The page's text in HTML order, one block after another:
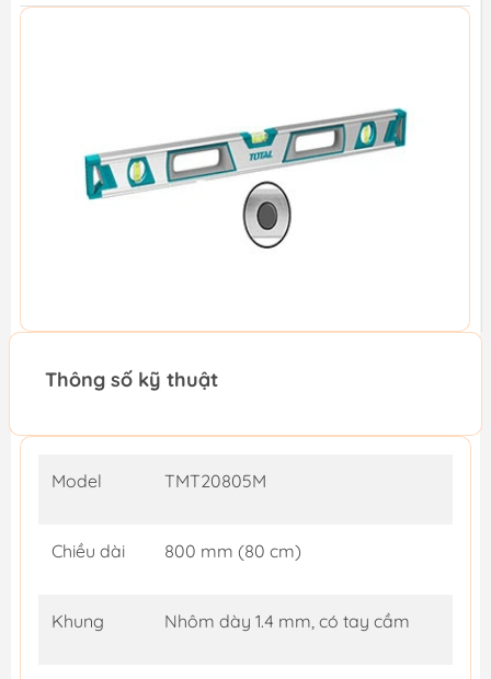
Thông số kỹ thuật
Model TMT20805M
Chiều dài 800 mm (80 cm)
Khung Nhôm dày 1.4 mm, có tay cầm